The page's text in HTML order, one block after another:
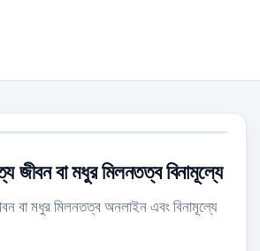
জীবন বা মধুর মিলনতত্ব বিনামূল্যে
বা মধুর মিলনতত্ব অনলাইন এবং বিনামূল্যে